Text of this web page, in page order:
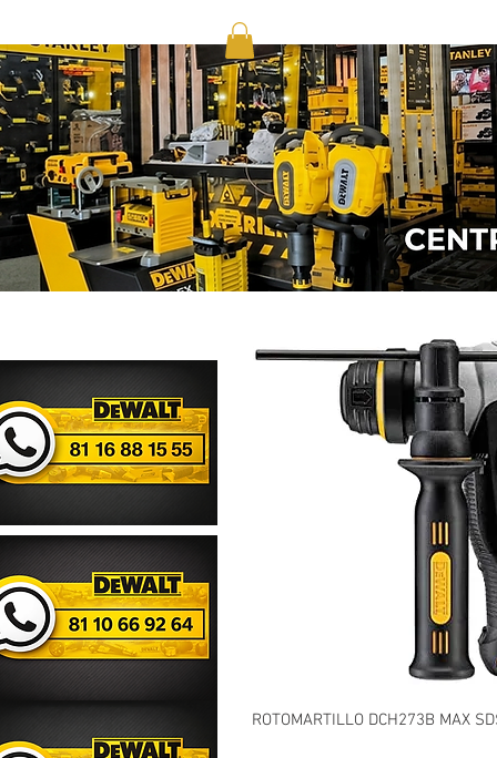
ROTOMARTILLO DCH273B MAX